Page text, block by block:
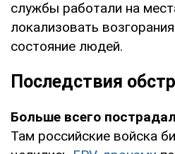
службы работали на
локализовать
состояние людей.
Последствия
Больше всего
Там российские войска